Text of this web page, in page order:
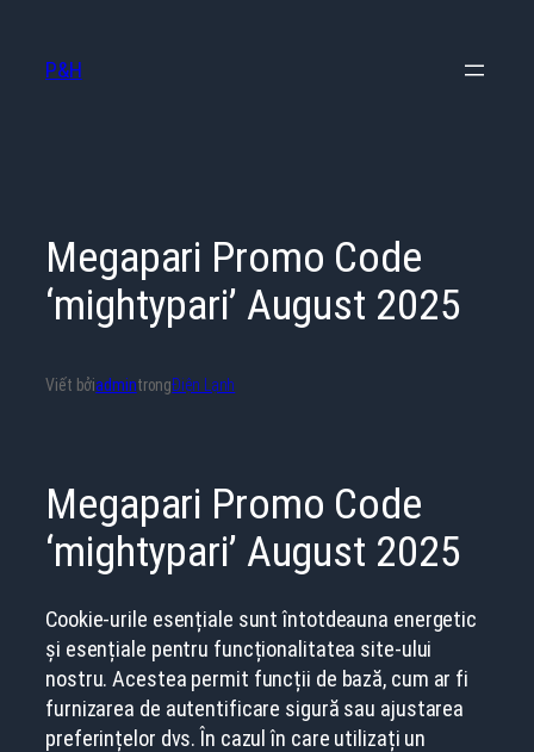
phần
P&H
Megapari Promo Code
‘mightypari’ August 2025
Viết bởiadmintrongĐiện Lạnh
Megapari Promo Code
‘mightypari’ August 2025
Cookie-urile esențiale sunt întotdeauna energetic
și esențiale pentru funcționalitatea site-ului
nostru. Acestea permit funcții de bază, cum ar fi
furnizarea de autentificare sigură sau ajustarea
preferințelor dvs. În cazul în care utilizați un